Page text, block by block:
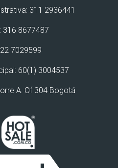
311 2936441
316 8677487
7029599
60(1) 3004537
A. Of 304 Bogotá